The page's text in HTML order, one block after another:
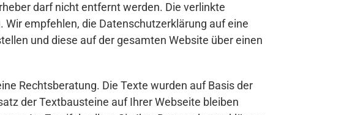
darf nicht entfernt werden. Die verlinkte
empfehlen, die Datenschutzerklärung auf eine
und diese auf der gesamten Website über einen
Rechtsberatung. Die Texte wurden auf Basis der
der Textbausteine auf Ihrer Webseite bleiben